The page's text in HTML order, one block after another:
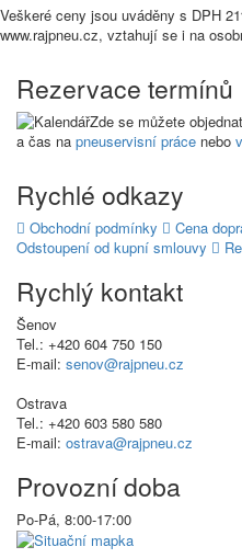
Veškeré ceny jsou uváděny s DPH
www.rajpneu.cz, vztahují se i na
Rezervace termínů
Zde se můžete
a čas na pneuservisní práce nebo
Rychlé odkazy
Obchodní podmínky
Cena
Odstoupení od kupní smlouvy
Rychlý kontakt
Šenov
Tel.: +420 604 750 150
E-mail: senov@rajpneu.cz
Ostrava
Tel.: +420 603 580 580
E-mail: ostrava@rajpneu.cz
Provozní doba
Po-Pá, 8:00-17:00